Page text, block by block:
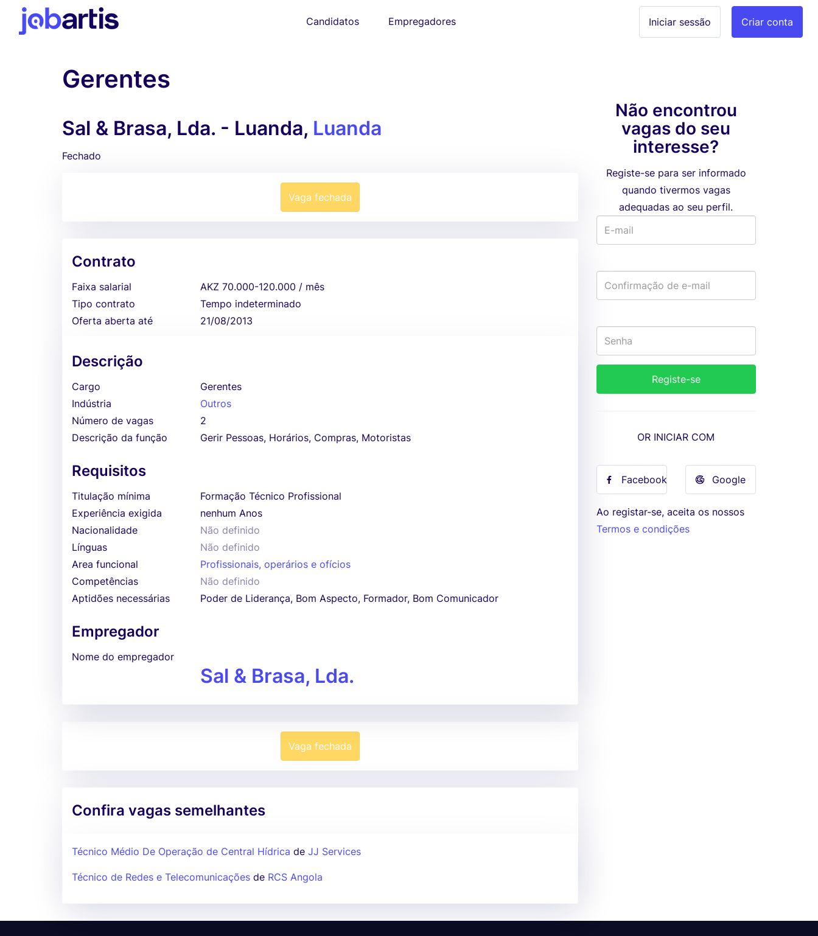
Candidatos Empregadores Criar conta
Iniciar sessão
Gerentes
Sal & Brasa, Lda. - Luanda, Luanda
Fechado
Vaga fechada
Contrato
Faixa salarial
AKZ 70.000-120.000 / mês
Tipo contrato
Tempo indeterminado
Oferta aberta até
21/08/2013
Descrição
Cargo
Gerentes
Indústria
Outros
Número de vagas
2
Descrição da função
Gerir Pessoas, Horários, Compras, Motoristas
Requisitos
Titulação mínima
Formação Técnico Profissional
Experiência exigida
nenhum Anos
Nacionalidade
Não definido
Línguas
Não definido
Area funcional
Profissionais, operários e ofícios
Competências
Não definido
Aptidões necessárias
Poder de Liderança, Bom Aspecto, Formador, Bom Comunicador
Empregador
Nome do empregador
Sal & Brasa, Lda.
Vaga fechada
Confira vagas semelhantes
Técnico Médio De Operação de Central Hídrica de JJ Services
Técnico de Redes e Telecomunicações de RCS Angola
Não encontrou
vagas do seu
interesse?
Registe-se para ser informado
quando tivermos vagas
adequadas ao seu perfil.
OR INICIAR COM
Facebook Google
Ao registar-se, aceita os nossos
Termos e condições